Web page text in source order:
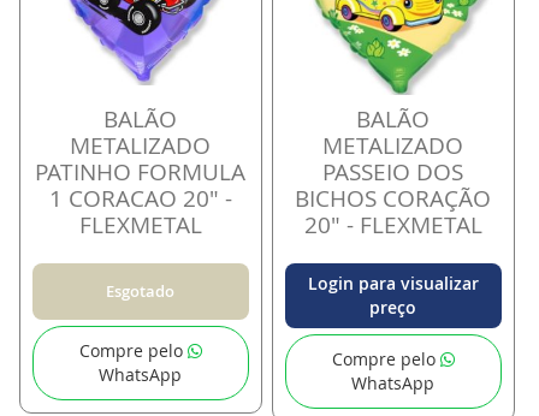
BALÃO
METALIZADO
PATINHO FORMULA
1 CORACAO 20" -
FLEXMETAL
Esgotado
Compre pelo
WhatsApp
BALÃO
METALIZADO
PASSEIO DOS
BICHOS CORAÇÃO
20" - FLEXMETAL
Login para visualizar
preço
Compre pelo
WhatsApp